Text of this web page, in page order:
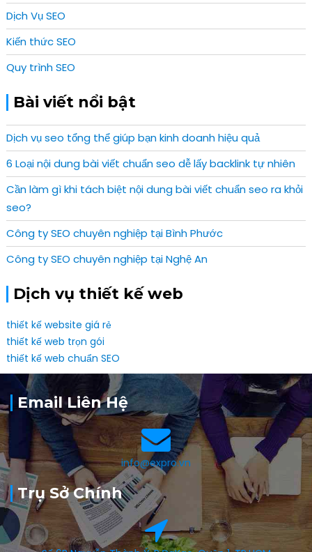
Dịch Vụ SEO
Kiến thức SEO
Quy trình SEO
Bài viết nổi bật
Dịch vụ seo tổng thể giúp bạn kinh doanh hiệu quả
6 Loại nội dung bài viết chuẩn seo dễ lấy backlink tự nhiên
Cần làm gì khi tách biệt nội dung bài viết chuẩn seo ra khỏi
seo?
Công ty SEO chuyên nghiệp tại Bình Phước
Công ty SEO chuyên nghiệp tại Nghệ An
Dịch vụ thiết kế web
thiết kế website giá rẻ
thiết kế web trọn gói
thiết kế web chuẩn SEO
Email Liên Hệ
info@expro.vn
Trụ Sở Chính